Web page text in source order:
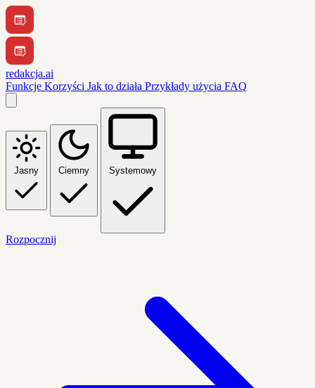
redakcja.ai
Funkcje Korzyści Jak to działa Przykłady użycia FAQ
Jasny Ciemny Systemowy
Rozpocznij